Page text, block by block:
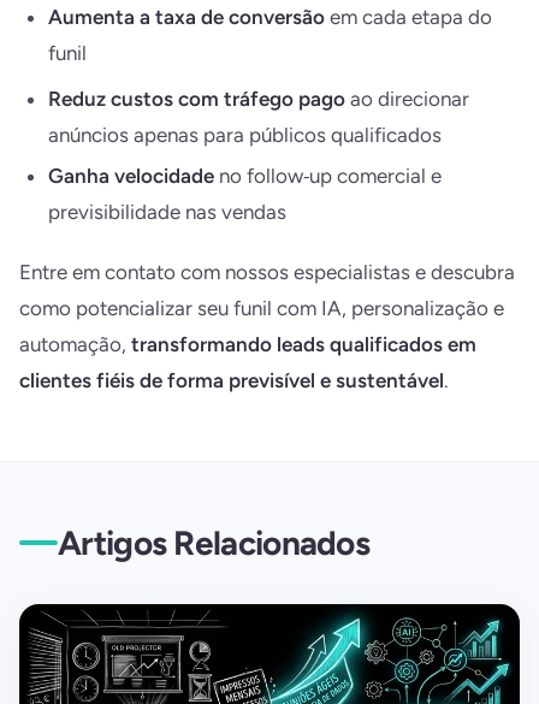
Aumenta a taxa de conversão em cada etapa do
funil
Reduz custos com tráfego pago ao direcionar
anúncios apenas para públicos qualificados
Ganha velocidade no follow‑up comercial e
previsibilidade nas vendas
Entre em contato com nossos especialistas e descubra
como potencializar seu funil com IA, personalização e
automação, transformando leads qualificados em
clientes fiéis de forma previsível e sustentável.
Artigos Relacionados